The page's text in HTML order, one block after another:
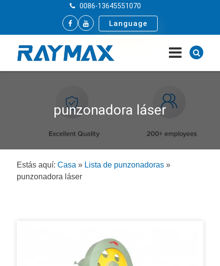
0086-13645551070
Language
punzonadora láser
Estás aquí: Casa » Lista de punzonadoras »
punzonadora láser